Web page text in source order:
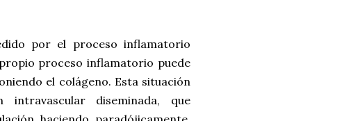
por el proceso inflamatorio
proceso inflamatorio puede
el colágeno. Esta situación
intravascular diseminada, que